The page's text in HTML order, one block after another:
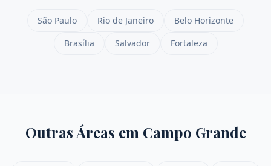
São Paulo Rio de Janeiro
Belo Horizonte
Brasília
Salvador Fortaleza
Outras Áreas em Campo Grande